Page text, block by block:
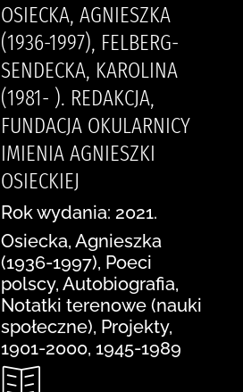
OSIECKA, AGNIESZKA
(1936-1997), FELBERG-
SENDECKA, KAROLINA
(1981- ). REDAKCJA,
FUNDACJA OKULARNICY
IMIENIA AGNIESZKI
OSIECKIEJ
Rok wydania: 2021.
Osiecka, Agnieszka
(1936-1997), Poeci
polscy, Autobiografia,
Notatki terenowe (nauki
społeczne), Projekty,
1901-2000, 1945-1989